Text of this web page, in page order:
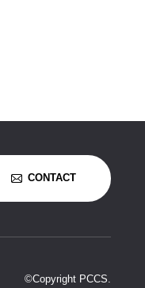
CONTACT
©Copyright PCCS.